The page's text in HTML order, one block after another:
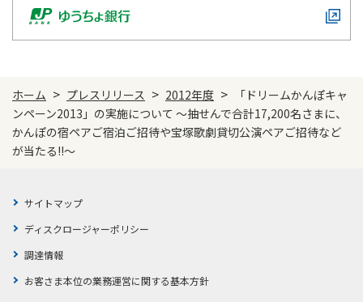
ホーム > プレスリリース > 2012年度 >
「ドリームかんぽキャ
ンペーン2013」の実施について ～抽せんで合計17,200名さまに、
かんぽの宿ペアご宿泊ご招待や宝塚歌劇貸切公演ペアご招待など
が当たる!!～
サイトマップ
ディスクロージャーポリシー
調達情報
お客さま本位の業務運営に関する基本方針